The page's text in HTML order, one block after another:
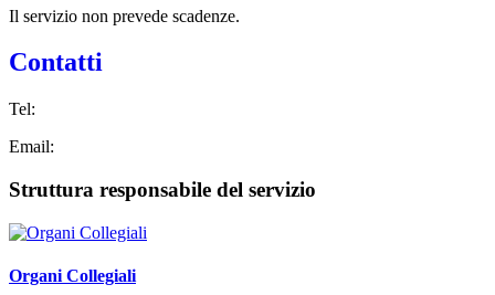
Il servizio non prevede scadenze.
Contatti
Tel:
Email:
Struttura responsabile del servizio
Organi Collegiali